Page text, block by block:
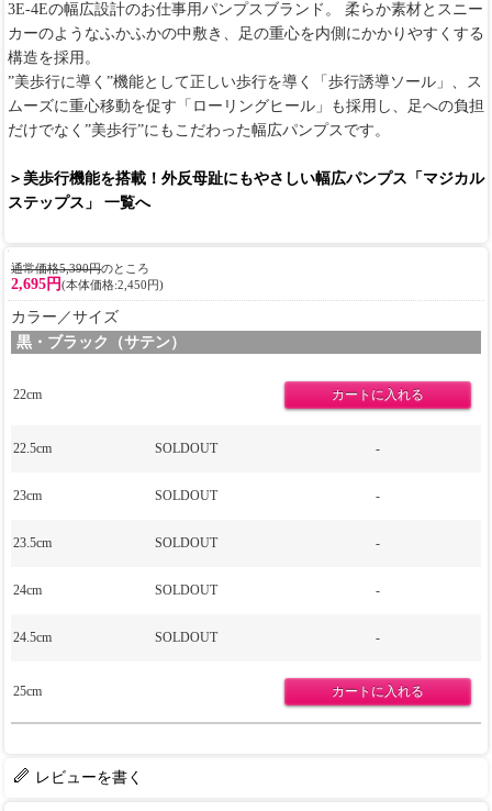
3E-4Eの幅広設計のお仕事用パンプスブランド。 柔らか素材とスニー
カーのようなふかふかの中敷き、足の重心を内側にかかりやすくする
構造を採用。
”美歩行に導く”機能として正しい歩行を導く「歩行誘導ソール」、ス
ムーズに重心移動を促す「ローリングヒール」も採用し、足への負担
だけでなく”美歩行”にもこだわった幅広パンプスです。
＞美歩行機能を搭載！外反母趾にもやさしい幅広パンプス「マジカル
ステップス」 一覧へ
通常価格5,390円のところ
2,695円(本体価格:2,450円)
カラー／サイズ
黒・ブラック（サテン）
22cm
22.5cm SOLDOUT -
23cm SOLDOUT -
23.5cm SOLDOUT -
24cm SOLDOUT -
24.5cm SOLDOUT -
25cm
レビューを書く